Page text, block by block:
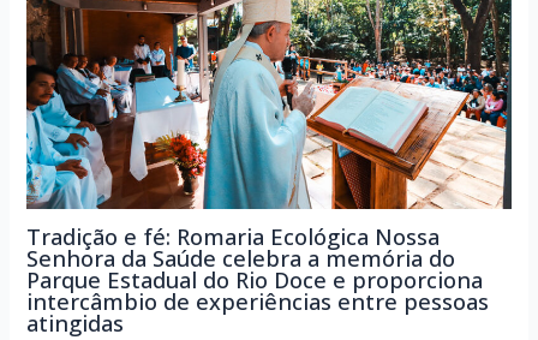
Tradição e fé: Romaria Ecológica Nossa
Senhora da Saúde celebra a memória do
Parque Estadual do Rio Doce e proporciona
intercâmbio de experiências entre pessoas
atingidas